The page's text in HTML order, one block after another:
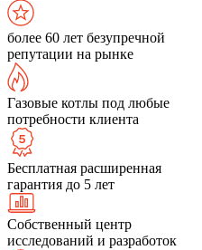
более 60 лет безупречной
репутации на рынке
Газовые котлы под любые
потребности клиента
Бесплатная расширенная
гарантия до 5 лет
Собственный центр
исследований и разработок